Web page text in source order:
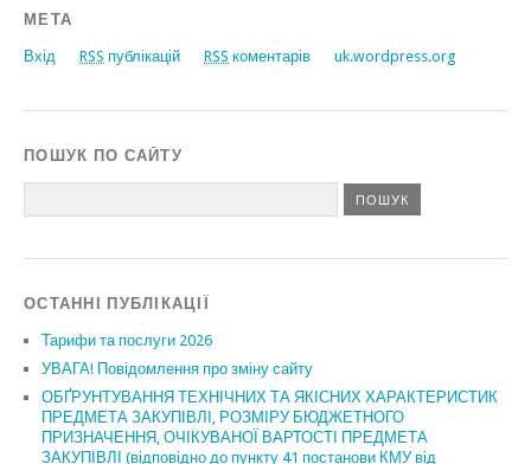
МЕТА
Вхід RSS публікацій RSS коментарів uk.wordpress.org
ПОШУК ПО САЙТУ
ОСТАННІ ПУБЛІКАЦІЇ
Тарифи та послуги 2026
УВАГА! Повідомлення про зміну сайту
ОБҐРУНТУВАННЯ ТЕХНІЧНИХ ТА ЯКІСНИХ ХАРАКТЕРИСТИК
ПРЕДМЕТА ЗАКУПІВЛІ, РОЗМІРУ БЮДЖЕТНОГО
ПРИЗНАЧЕННЯ, ОЧІКУВАНОЇ ВАРТОСТІ ПРЕДМЕТА
ЗАКУПІВЛІ (відповідно до пункту 41 постанови КМУ від